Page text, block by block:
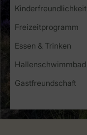
Kinderfreundlichkeit
Freizeitprogramm
Essen & Trinken
Hallenschwimmbad
Gastfreundschaft